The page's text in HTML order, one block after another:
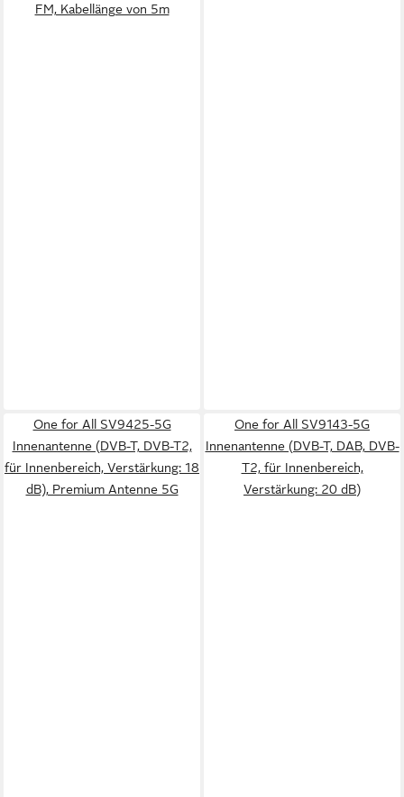
FM, Kabellänge von 5m
One for All SV9425-5G
Innenantenne (DVB-T, DVB-T2,
für Innenbereich, Verstärkung: 18
dB), Premium Antenne 5G
One for All SV9143-5G
Innenantenne (DVB-T, DAB, DVB-
T2, für Innenbereich,
Verstärkung: 20 dB)